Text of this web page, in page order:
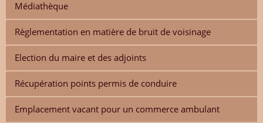
Médiathèque
Règlementation en matière de bruit de voisinage
Election du maire et des adjoints
Récupération points permis de conduire
Emplacement vacant pour un commerce ambulant